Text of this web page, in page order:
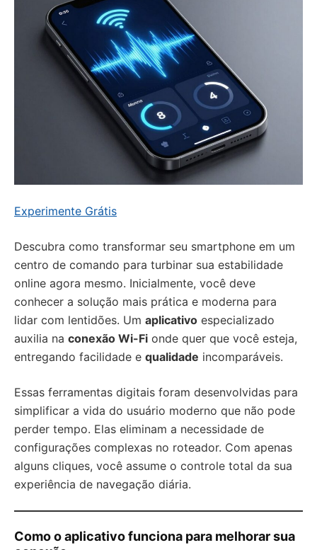
Experimente Grátis
Descubra como transformar seu smartphone em um
centro de comando para turbinar sua estabilidade
online agora mesmo. Inicialmente, você deve
conhecer a solução mais prática e moderna para
lidar com lentidões. Um aplicativo especializado
auxilia na conexão Wi-Fi onde quer que você esteja,
entregando facilidade e qualidade incomparáveis.
Essas ferramentas digitais foram desenvolvidas para
simplificar a vida do usuário moderno que não pode
perder tempo. Elas eliminam a necessidade de
configurações complexas no roteador. Com apenas
alguns cliques, você assume o controle total da sua
experiência de navegação diária.
Como o aplicativo funciona para melhorar sua